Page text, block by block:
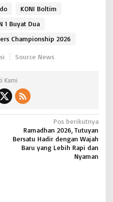
KONI Boltim
1 Buyat Dua
Championship 2026
Source News
Kami
Pos berikutnya
Ramadhan 2026, Tutuyan
Bersatu Hadir dengan Wajah
Baru yang Lebih Rapi dan
Nyaman